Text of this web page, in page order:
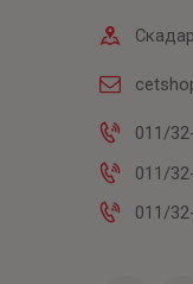
011/
011/
011/